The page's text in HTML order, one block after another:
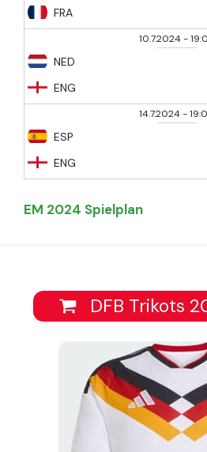
FRA
10.7.2024-
NED
ENG
14.7.2024-
ESP
ENG
EM 2024 Spielplan
DFB Trikots